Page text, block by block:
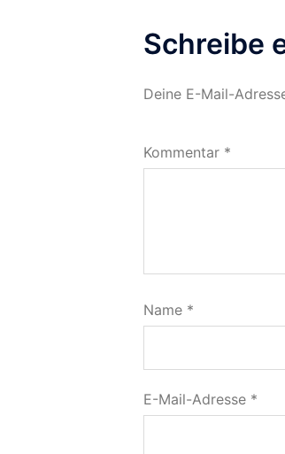
Schreibe
Deine E-Mail-
Kommentar *
Name *
E-Mail-Adresse *